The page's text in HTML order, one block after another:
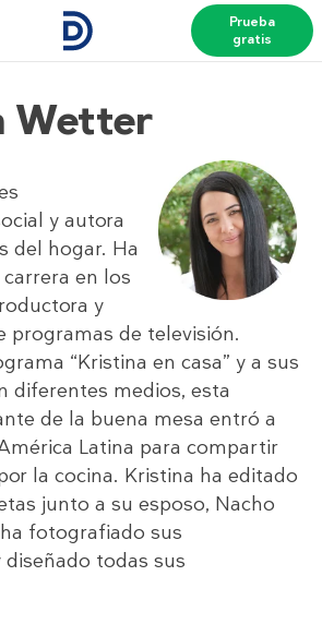
Prueba
gratis
Wetter
y autora
del hogar. Ha
en los
y
programas de televisión.
“Kristina en casa” y a sus
diferentes medios, esta
de la buena mesa entró a
Latina para compartir
la cocina. Kristina ha editado
junto a su esposo, Nacho
fotografiado sus
todas sus